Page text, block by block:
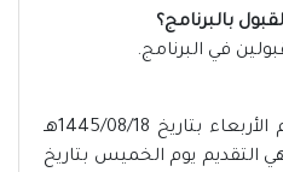
بالبرنامج؟
في البرنامج.
- التقديم مُتاح الآن بدأ اليوم الأربعاء بتاريخ 1445/08/18هـ
02/28م وينتهي التقديم يوم الخميس بتاريخ